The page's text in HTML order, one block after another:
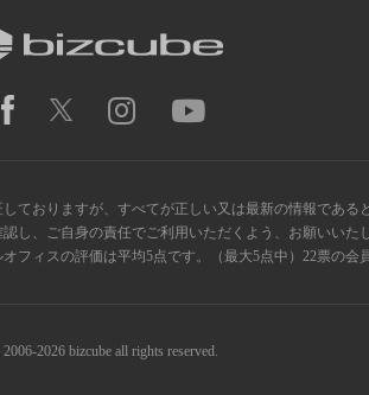
ておりますが、すべてが正しい又は最新の情報である
し、ご自身の責任でご利用いただくよう、お願いいた
フィスの評価は平均5点です。（最大5点中）22票の会
2026 bizcube all rights reserved.